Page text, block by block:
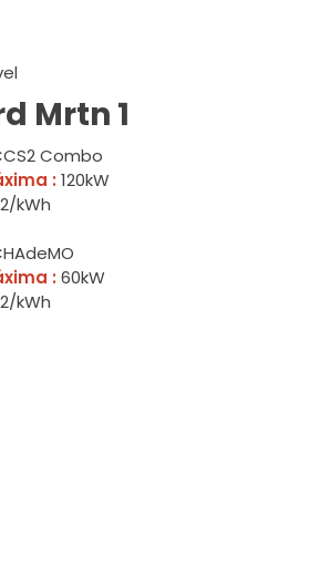
Mrtn 1
Combo
: 120kW
kWh
: 60kW
kWh